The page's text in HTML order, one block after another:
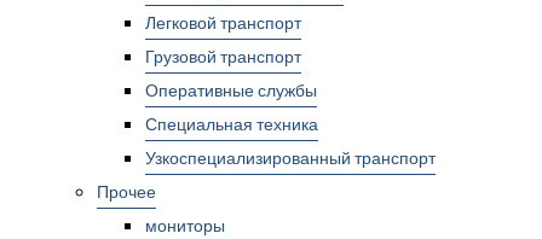
Легковой транспорт
Грузовой транспорт
Оперативные службы
Специальная техника
Узкоспециализированный транспорт
Прочее
мониторы